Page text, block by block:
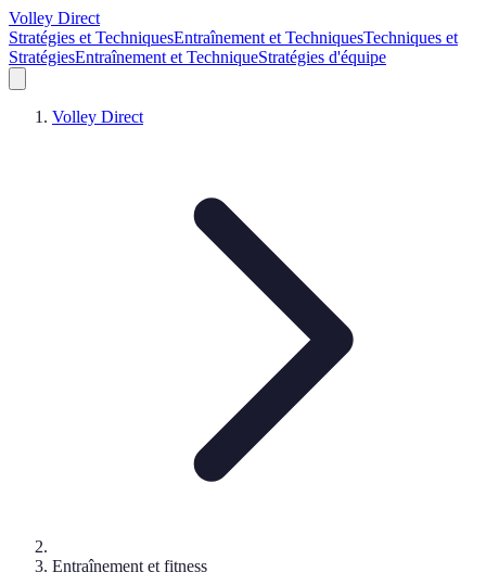
Volley Direct
Stratégies et TechniquesEntraînement et TechniquesTechniques et
StratégiesEntraînement et TechniqueStratégies d'équipe
Volley Direct
Entraînement et fitness